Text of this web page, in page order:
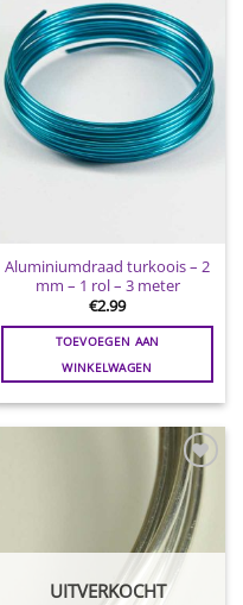
wenslijst
Aluminiumdraad turkoois – 2
mm – 1 rol – 3 meter
€2.99
TOEVOEGEN AAN
WINKELWAGEN
Toevoegen
aan
wenslijst
UITVERKOCHT